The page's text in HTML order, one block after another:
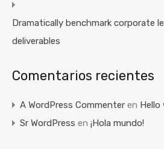
Dramatically benchmark corporate
deliverables
Comentarios recientes
A WordPress Commenter en Hello
Sr WordPress en ¡Hola mundo!